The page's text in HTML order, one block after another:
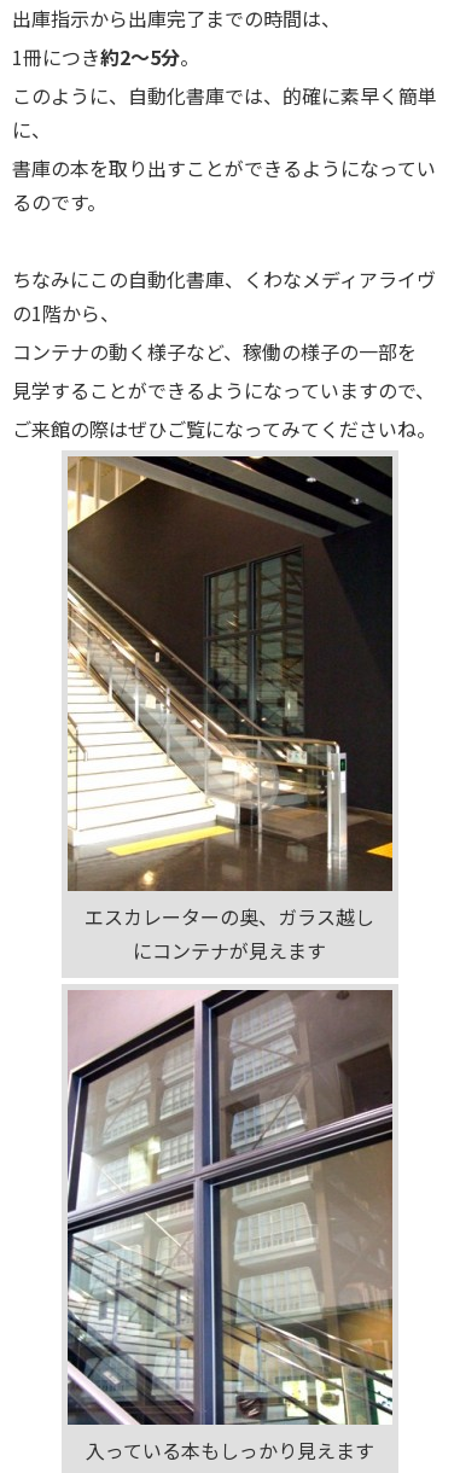
出庫指示から出庫完了までの時間は、
1冊につき約2～5分。
このように、自動化書庫では、的確に素早く簡単
に、
書庫の本を取り出すことができるようになってい
るのです。
ちなみにこの自動化書庫、くわなメディアライヴ
の1階から、
コンテナの動く様子など、稼働の様子の一部を
見学することができるようになっていますので、
ご来館の際はぜひご覧になってみてくださいね。
エスカレーターの奥、ガラス越し
にコンテナが見えます
入っている本もしっかり見えます